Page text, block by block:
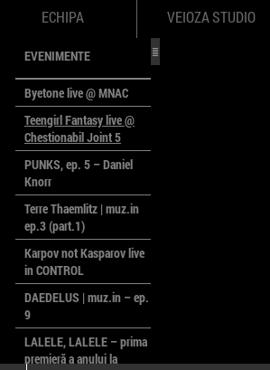
ECHIPA VEIOZA STUDIO
EVENIMENTE
Byetone live @ MNAC
Teengirl Fantasy live @
Chestionabil Joint 5
PUNKS, ep. 5 – Daniel
Knorr
Terre Thaemlitz | muz.in
ep.3 (part.1)
Karpov not Kasparov live
in CONTROL
DAEDELUS | muz.in – ep.
9
LALELE, LALELE – prima
premieră a anului la